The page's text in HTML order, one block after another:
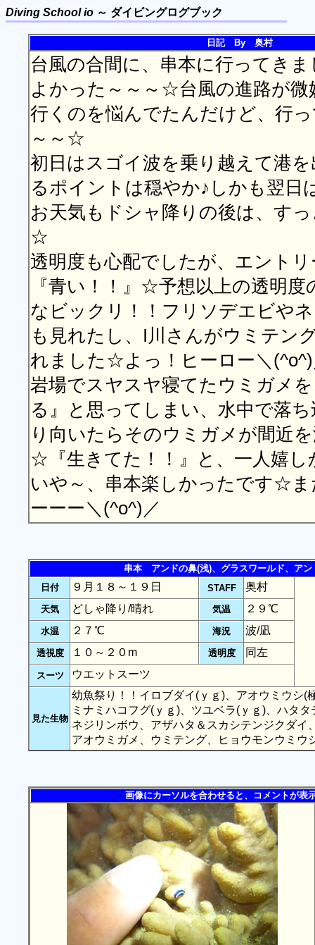
Diving School io ～ ダイビングログブック
日記 By 奥村
台風の合間に、串本に行ってき
よかった～～～☆台風の進路が微
行くのを悩んでたんだけど、行
～～☆
初日はスゴイ波を乗り越えて港
るポイントは穏やか♪しかも翌日
お天気もドシャ降りの後は、す
☆
透明度も心配でしたが、エント
『青い！！』☆予想以上の透明度
なビックリ！！フリソデエビや
も見れたし、I川さんがウミテン
れました☆よっ！ヒーロー＼
岩場でスヤスヤ寝てたウミガメ
る』と思ってしまい、水中で落
り向いたらそのウミガメが間近
☆『生きてた！！』と、一人嬉し
いや～、串本楽しかったです☆
ーーー＼(^o^)／
串本 アンドの鼻(浅)、グラスワールド、アン
日付
９月１８～１９日 STAFF 奥村
天気 どしゃ降り/晴れ 気温 ２９℃
水温 ２７℃ 海況 波/凪
透視度 １０～２０m 透明度 同左
スーツ ウエットスーツ
見た生物
幼魚祭り！！イロブダイ(ｙｇ)、アオウミウシ(
ミナミハコフグ(ｙｇ)、ツユベラ(ｙｇ)、ハタ
ネジリンボウ、アザハタ＆スカシテンジクダイ
アオウミガメ、ウミテング、ヒョウモンウミウ
画像にカーソルを合わせると、コメントが表